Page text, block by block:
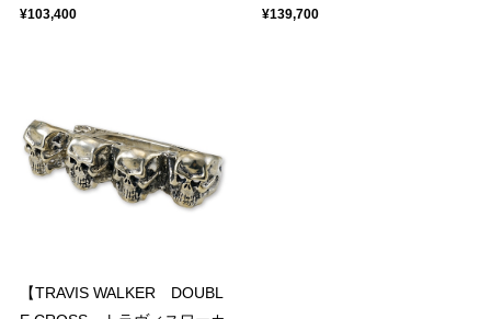
¥103,400 ¥139,700
【TRAVIS WALKER DOUBL